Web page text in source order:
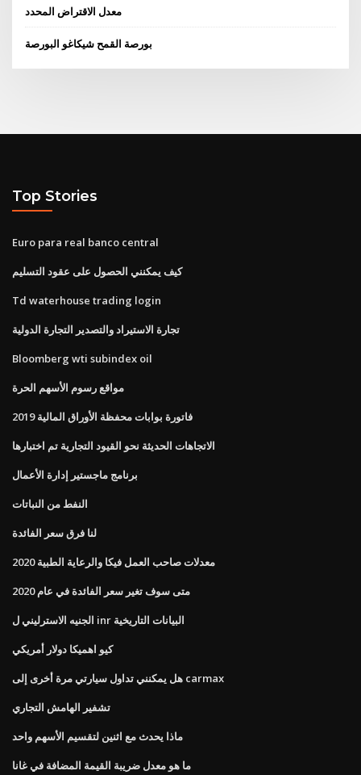
معدل الاقتراض المحدد
بورصة القمح شيكاغو البورصة
Top Stories
Euro para real banco central
كيف يمكنني الحصول على عقود التسليم
Td waterhouse trading login
تجارة الاستيراد والتصدير التجارة الدولية
Bloomberg wti subindex oil
مواقع رسوم الأسهم الحرة
فاتورة بوابات محفظة الأوراق المالية 2019
الاتجاهات الحديثة نحو القيود التجارية تم اختبارها
برنامج ماجستير إدارة الأعمال
النفط من النباتات
لنا فرق سعر الفائدة
معدلات صاحب العمل فيكا والرعاية الطبية 2020
متى سوف تغير سعر الفائدة في عام 2020
الجنيه الاسترليني ل inr البيانات التاريخية
كيو اهميكا دولار أمريكي
هل يمكنني تداول سيارتي مرة أخرى إلى carmax
تشفير الهامش التجاري
ماذا يحدث مع اثنين لتقسيم الأسهم واحد
ما هو معدل ضريبة القيمة المضافة في غانا